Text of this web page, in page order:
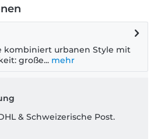
kombiniert urbanen Style mit
große... mehr
& Schweizerische Post.